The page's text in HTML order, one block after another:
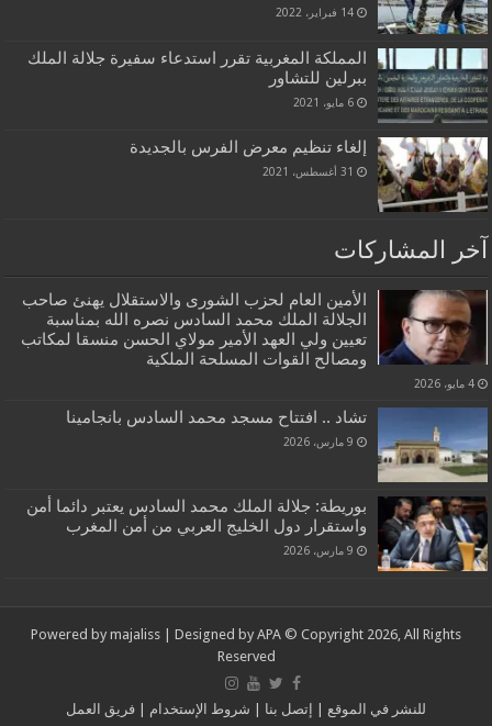
14 فبراير، 2022
المملكة المغربية تقرر استدعاء سفيرة جلالة الملك
ببرلين للتشاور
6 مايو، 2021
إلغاء تنظيم معرض الفرس بالجديدة
31 أغسطس، 2021
آخر المشاركات
الأمين العام لحزب الشورى والاستقلال يهنئ صاحب
الجلالة الملك محمد السادس نصره الله بمناسبة
تعيين ولي العهد الأمير مولاي الحسن منسقا لمكاتب
ومصالح القوات المسلحة الملكية
4 مايو، 2026
تشاد .. افتتاح مسجد محمد السادس بانجامينا
9 مارس، 2026
بوريطة: جلالة الملك محمد السادس يعتبر دائما أمن
واستقرار دول الخليج العربي من أمن المغرب
9 مارس، 2026
Powered by majaliss | Designed by APA © Copyright 2026, All Rights
Reserved
للنشر في الموقع إتصل بنا شروط الإستخدام فريق العمل